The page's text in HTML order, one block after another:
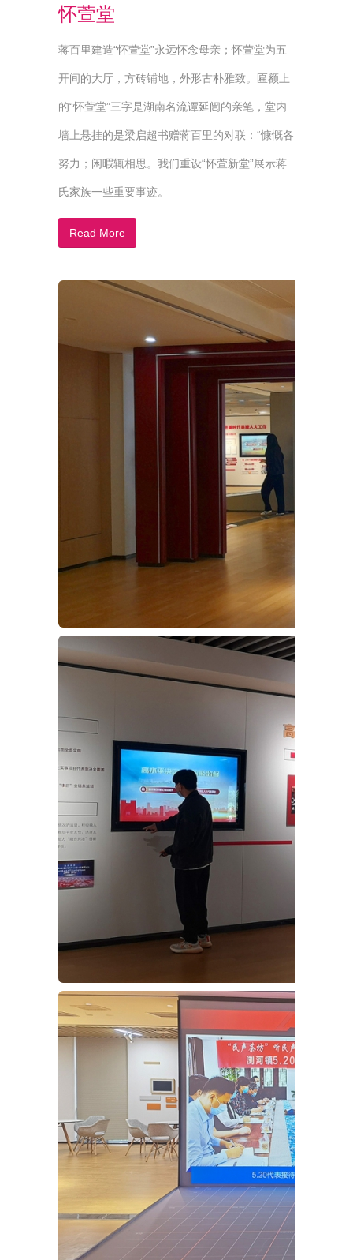
怀萱堂
蒋百里建造“怀萱堂”永远怀念母亲；怀萱堂为五
开间的大厅，方砖铺地，外形古朴雅致。匾额上
的“怀萱堂”三字是湖南名流谭延闿的亲笔，堂内
墙上悬挂的是梁启超书赠蒋百里的对联：“慷慨各
努力；闲暇辄相思。我们重设“怀萱新堂”展示蒋
氏家族一些重要事迹。
Read More